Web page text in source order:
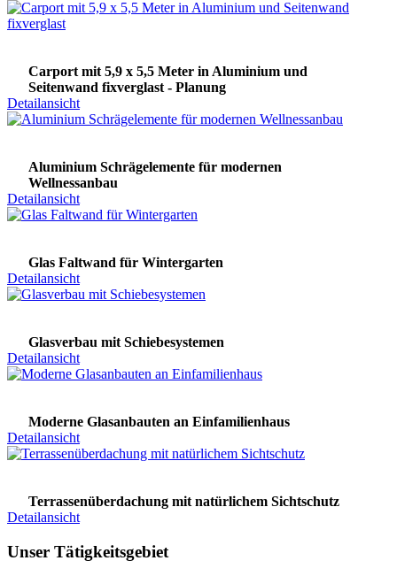
Carport mit 5,9 x 5,5 Meter in Aluminium und
Seitenwand fixverglast - Planung
Detailansicht
Aluminium Schrägelemente für modernen
Wellnessanbau
Detailansicht
Glas Faltwand für Wintergarten
Detailansicht
Glasverbau mit Schiebesystemen
Detailansicht
Moderne Glasanbauten an Einfamilienhaus
Detailansicht
Terrassenüberdachung mit natürlichem Sichtschutz
Detailansicht
Unser Tätigkeitsgebiet